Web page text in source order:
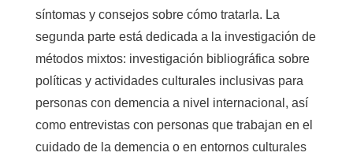
síntomas y consejos sobre cómo tratarla. La
segunda parte está dedicada a la investigación de
métodos mixtos: investigación bibliográfica sobre
políticas y actividades culturales inclusivas para
personas con demencia a nivel internacional, así
como entrevistas con personas que trabajan en el
cuidado de la demencia o en entornos culturales